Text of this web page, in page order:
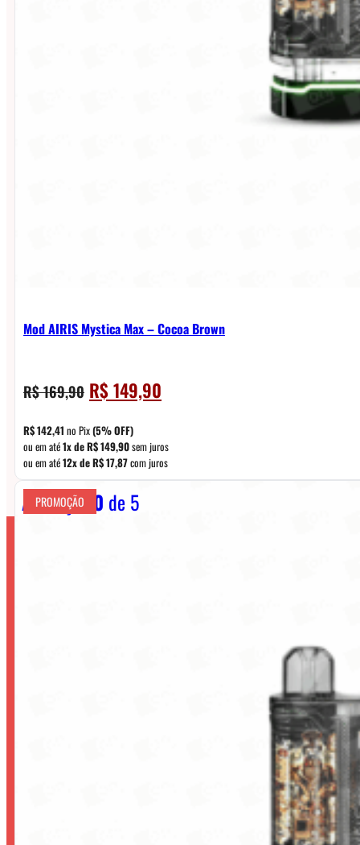
Mod AIRIS Mystica Max – Cocoa Brown
R$169,90 O
preço
original
era:
R$ 169,90.
R$149,90
preço
é:
R$ 149,90.
R$142,41 no Pix(5% OFF)
ou em até1x deR$149,90sem juros
ou em até12x deR$17,87com juros
Avaliação 0 de 5
PROMOÇÃO